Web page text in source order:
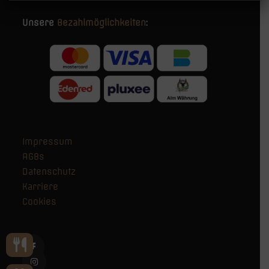
Unsere Bezahlmöglichkeiten:
Impressum
AGBs
Datenschutz
Karriere
Cookies